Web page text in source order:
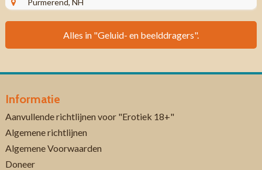
Alles in "Geluid- en beelddragers".
Informatie
Aanvullende richtlijnen voor "Erotiek 18+"
Algemene richtlijnen
Algemene Voorwaarden
Doneer